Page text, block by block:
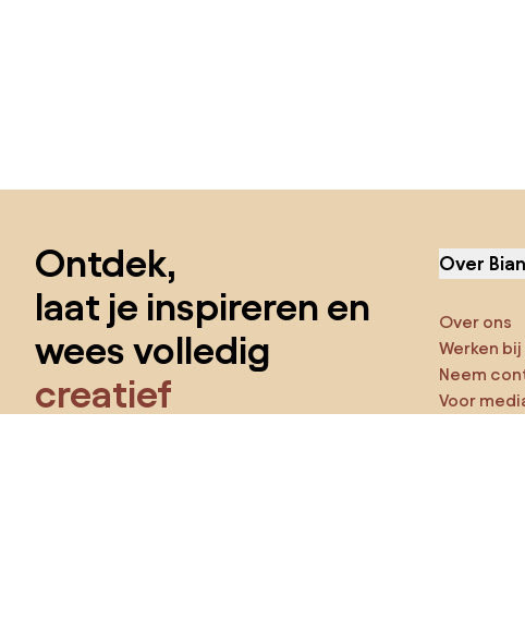
Ontdek,
laat je inspireren en
wees volledig
creatief
Over
Over ons
Werken bij
Neem
Voor